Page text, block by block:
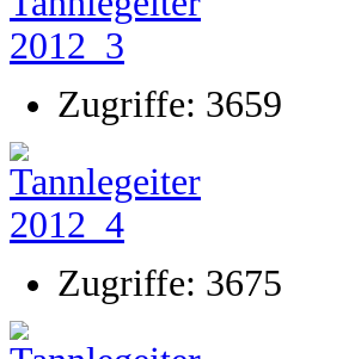
Zugriffe: 3659
Zugriffe: 3675